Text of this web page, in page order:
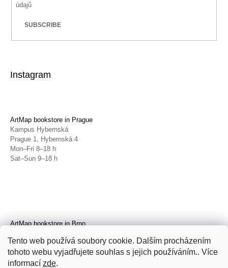
Tento web používá soubory cookie. Dalším procházením
tohoto webu vyjadřujete souhlas s jejich používáním.. Více
informací zde.
údajů
SUBSCRIBE
Instagram
ArtMap bookstore in Prague
Kampus Hybernská
Prague 1, Hybernská 4
Mon–Fri 8–18 h
Sat–Sun 9–18 h
ArtMap bookstore in Brno
Brno, Radnická 4
Tue–Fri 11–19 h
Sat 14–19 h